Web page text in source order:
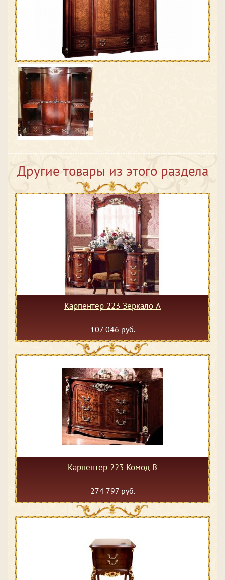
Другие товары из этого раздела
Карпентер 223 Зеркало А
107 046 руб.
Карпентер 223 Комод В
274 797 руб.